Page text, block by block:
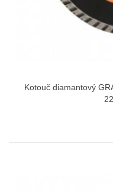
Kotouč diamantový